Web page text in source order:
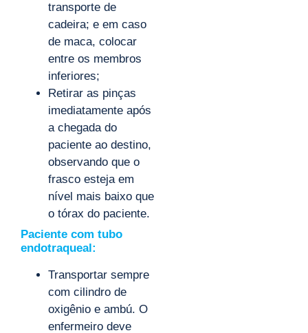
transporte de
cadeira; e em caso
de maca, colocar
entre os membros
inferiores;
Retirar as pinças
imediatamente após
a chegada do
paciente ao destino,
observando que o
frasco esteja em
nível mais baixo que
o tórax do paciente.
Paciente com tubo
endotraqueal:
Transportar sempre
com cilindro de
oxigênio e ambú. O
enfermeiro deve